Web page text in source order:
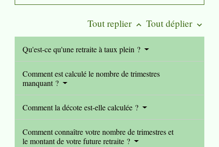
Tout replier keyboard_arrow_up Tout déplier keyboard_arrow_down
Qu'est-ce qu'une retraite à taux plein ?
Comment est calculé le nombre de trimestres
manquant ?
Comment la décote est-elle calculée ?
Comment connaître votre nombre de trimestres et
le montant de votre future retraite ?